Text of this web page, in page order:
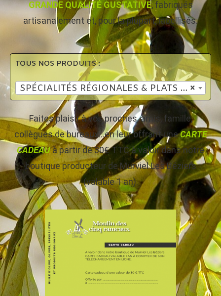
GRANDE QUALITÉ GUSTATIVE, fabriqués
artisanalement et, pour la plupart, labellisés.
TOUS NOS PRODUITS :
×
SPÉCIALITÉS RÉGIONALES & PLATS CUISINÉS
Faites plaisir à vos proches, amis, famille,
collègues de bureaux…en leur offrant uneCARTE
CADEAUà partir de 30€ TTC à valoir dans notre
boutique producteur de Murviel Les Béziers
(valable 1 an).